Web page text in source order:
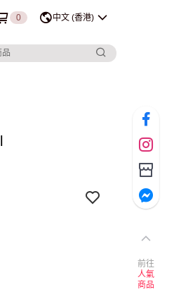
0 中文 (香港)
前往
人氣
商品